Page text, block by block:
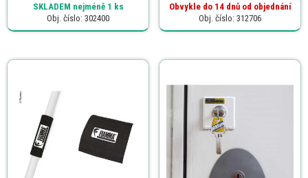
SKLADEM nejméně 1 ks
Obj. číslo: 302400
Obvykle do 14 dnů od objednání
Obj. číslo: 312706